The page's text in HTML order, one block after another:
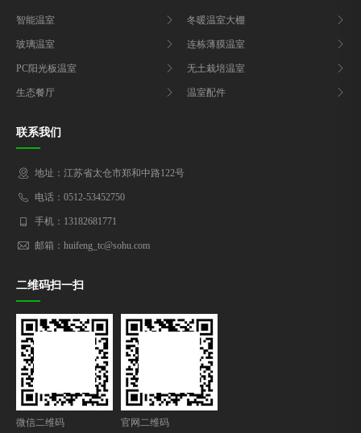
智能温室 冬暖温室大棚
玻璃温室 连栋薄膜温室
PC阳光板温室 无土栽培温室
生态餐厅 温室配件
联系我们
地址：江苏省太仓市郑和中路122号
电话：0512-53452750
手机：13182681771
邮箱：huifeng_tc@sohu.com
二维码扫一扫
微信二维码 官网二维码